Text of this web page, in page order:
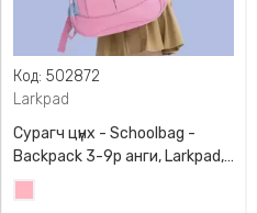
Код: 502872
Larkpad
Сурагч цүнх - Schoolbag -
Backpack 3-9р анги, Larkpad,
9009-10128, Цацруулагчтай,
Олон тасалгаатай